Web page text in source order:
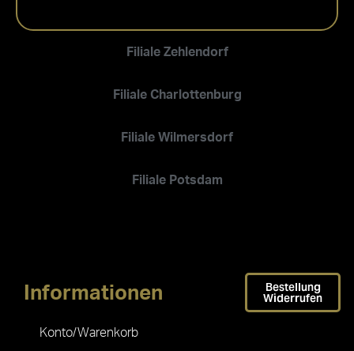
Filiale Zehlendorf
Filiale Charlottenburg
Filiale Wilmersdorf
Filiale Potsdam
Informationen
Konto/Warenkorb
Bestellung
Widerrufen